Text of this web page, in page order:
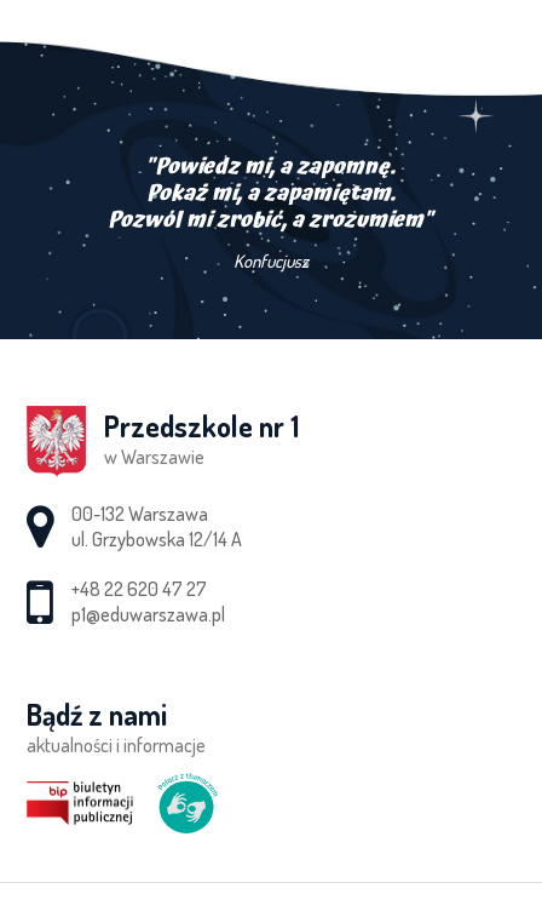
"Powiedz mi, a zapomnę.
Pokaż mi, a zapamiętam.
Pozwól mi zrobić, a zrozumiem"
Konfucjusz
Przedszkole nr 1
w Warszawie
Adres pocztowy:
00-132 Warszawa
ul. Grzybowska 12/14 A
+48 22 620 47 27
p1@eduwarszawa.pl
Bądź z nami
aktualności i informacje